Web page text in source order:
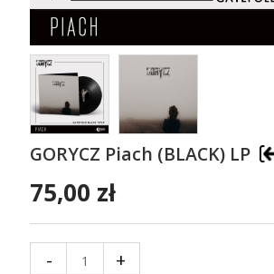
GORYCZ Piach (BLACK) LP
75,00 zł
- +